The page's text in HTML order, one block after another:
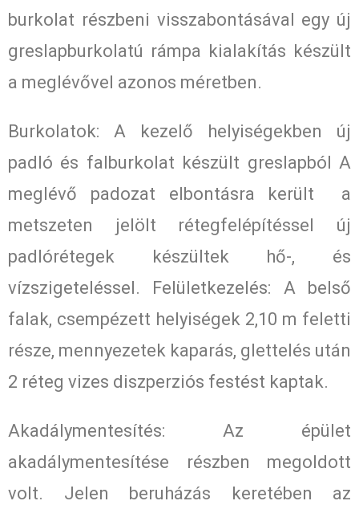
burkolat részbeni visszabontásával egy új
greslapburkolatú rámpa kialakítás készült
a meglévővel azonos méretben.
Burkolatok: A kezelő helyiségekben új
padló és falburkolat készült greslapból A
meglévő padozat elbontásra került a
metszeten jelölt rétegfelépítéssel új
padlórétegek készültek hő-, és
vízszigeteléssel. Felületkezelés: A belső
falak, csempézett helyiségek 2,10 m feletti
része, mennyezetek kaparás, glettelés után
2 réteg vizes diszperziós festést kaptak.
Akadálymentesítés: Az épület
akadálymentesítése részben megoldott
volt. Jelen beruházás keretében az